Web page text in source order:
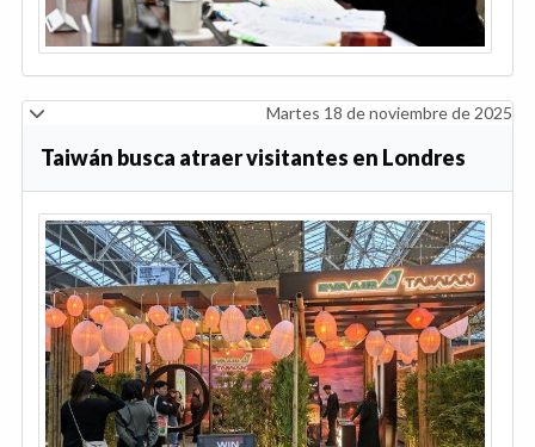
Martes 18 de noviembre de 2025
Taiwán busca atraer visitantes en Londres